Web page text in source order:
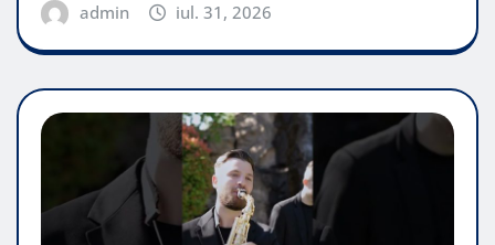
admin iul. 31, 2026